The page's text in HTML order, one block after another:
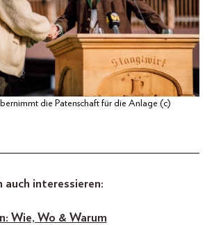
die Patenschaft für die Anlage (c)
auch interessieren:
Wie, Wo & Warum